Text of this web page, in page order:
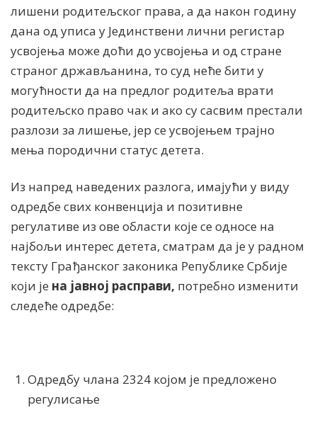
лишени родитељског права, а да након годину
дана од уписа у Јединствени лични регистар
усвојења може доћи до усвојења и од стране
страног држављанина, то суд неће бити у
могућности да на предлог родитеља врати
родитељско право чак и ако су сасвим престали
разлози за лишење, јер се усвојењем трајно
мења породични статус детета.
Из напред наведених разлога, имајући у виду
одредбе свих конвенција и позитивне
регулативе из ове области које се односе на
најбољи интерес детета, сматрам да је у радном
тексту Грађанског законика Републике Србије
који је на јавној расправи, потребно изменити
следеће одредбе:
Одредбу члана 2324 којом је предложено
регулисање